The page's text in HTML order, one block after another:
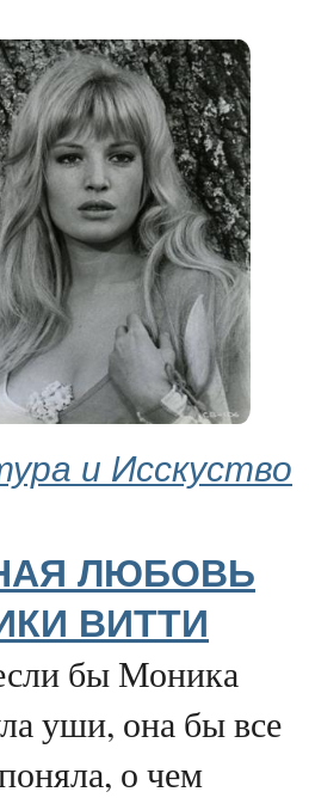
и Исскуство
ЛЮБОВЬ
ВИТТИ
бы Моника
уши, она бы все
о чем